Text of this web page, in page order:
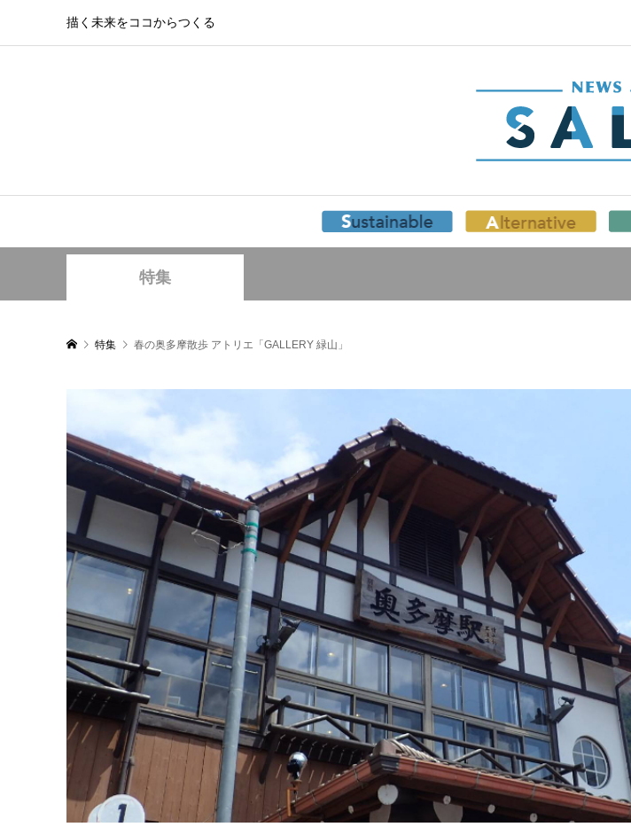
描く未来をココからつくる
特集
特集 春の奥多摩散歩 アトリエ「GALLERY 緑山」